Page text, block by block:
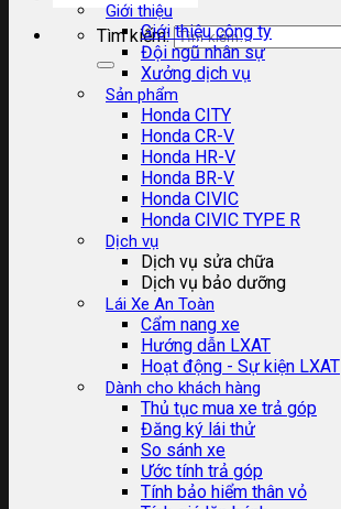
Tìm kiếm:
Giới thiệu
Giới thiệu công ty
Đội ngũ nhân sự
Xưởng dịch vụ
Sản phẩm
Honda CITY
Honda CR-V
Honda HR-V
Honda BR-V
Honda CIVIC
Honda CIVIC TYPE R
Dịch vụ
Dịch vụ sửa chữa
Dịch vụ bảo dưỡng
Lái Xe An Toàn
Cẩm nang xe
Hướng dẫn LXAT
Hoạt động - Sự kiện LXAT
Dành cho khách hàng
Thủ tục mua xe trả góp
Đăng ký lái thử
So sánh xe
Ước tính trả góp
Tính bảo hiểm thân vỏ